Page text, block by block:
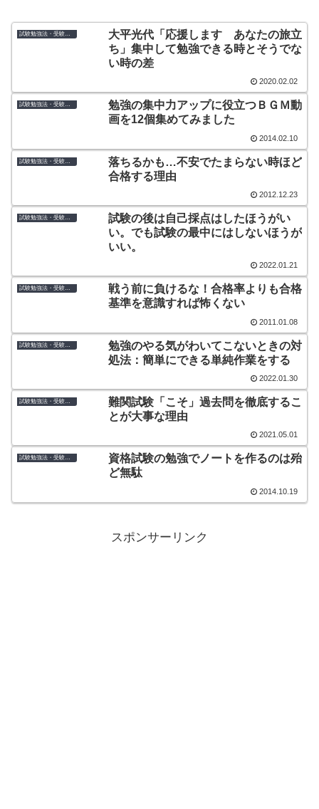
試験勉強法・受験のコツ
大平光代「応援します あなたの旅立
ち」集中して勉強できる時とそうでな
い時の差
2020.02.02
試験勉強法・受験のコツ
勉強の集中力アップに役立つＢＧＭ動
画を12個集めてみました
2014.02.10
落ちるかも…不安でたまらない時ほど
合格する理由
2012.12.23
試験勉強法・受験のコツ
試験の後は自己採点はしたほうがい
い。でも試験の最中にはしないほうが
いい。
2022.01.21
試験勉強法・受験のコツ
戦う前に負けるな！合格率よりも合格
基準を意識すれば怖くない
2011.01.08
勉強のやる気がわいてこないときの対
処法：簡単にできる単純作業をする
2022.01.30
試験勉強法・受験のコツ
難関試験「こそ」過去問を徹底するこ
とが大事な理由
2021.05.01
試験勉強法・受験のコツ
資格試験の勉強でノートを作るのは殆
ど無駄
2014.10.19
スポンサーリンク